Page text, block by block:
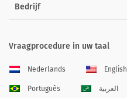
Bedrijf
Vraagprocedure in uw taal
Nederlands English
Português العربية